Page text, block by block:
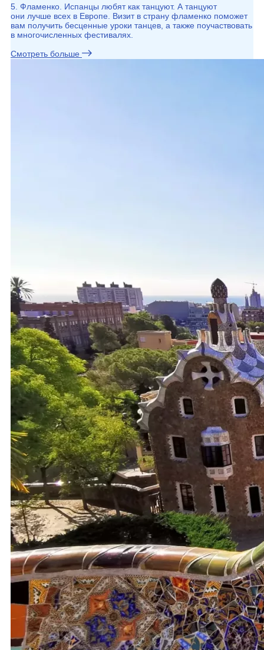
5. Фламенко. Испанцы любят как танцуют. А танцуют
они лучше всех в Европе. Визит в страну фламенко поможет
вам получить бесценные уроки танцев, а также поучаствовать
в многочисленных фестивалях.
Смотреть больше